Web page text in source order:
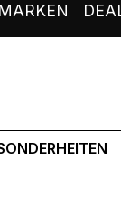
MARKEN